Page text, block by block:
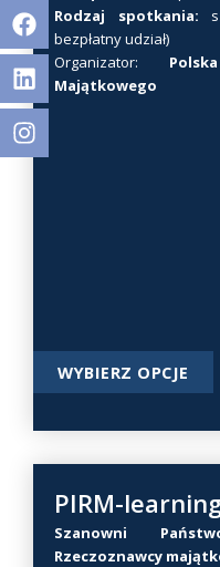
i
Rodzaj spotkania:
bezpłatny udział)
Organizator:
Majątkowego
WYBIERZ OPCJE
e
r
u
PIRM-
Szanowni
Rzeczoznawcy
Facebook
Linkedin
Facebook
Linkedin
Instagram